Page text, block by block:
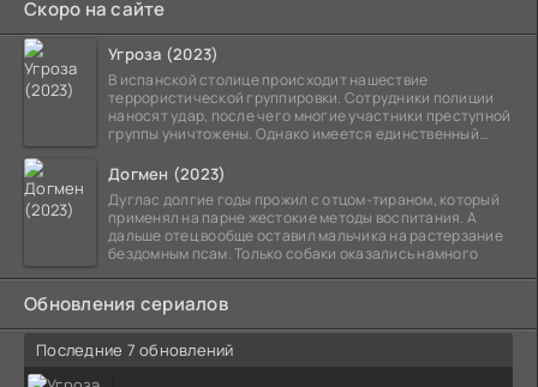
Скоро на сайте
Угроза (2023)
В испанской столице происходит нашествие
террористической группировки. Сотрудники полиции
наносят удар, после чего многие участники преступной
группы уничтожены. Однако имеется единственный
Догмен (2023)
Дуглас долгие годы прожил с отцом-тираном, который
применял на парне жестокие методы воспитания. А
дальше отец вообще оставил мальчика на растерзание
бездомным псам. Только собаки оказались намного
Обновления сериалов
Последние 7 обновлений